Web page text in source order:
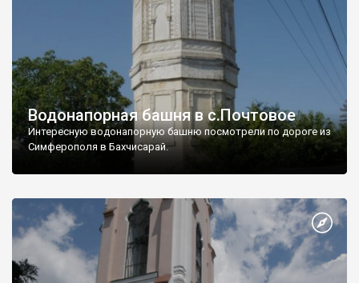
Водонапорная башня в с.Почтовое
Интересную водонапорную башню посмотрели по дороге из
Симферополя в Бахчисарай.